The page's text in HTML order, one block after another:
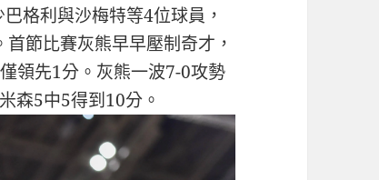
格利與沙梅特等4位球員，
節比賽灰熊早早壓制奇才，
領先1分。灰熊一波7-0攻勢
森5中5得到10分。